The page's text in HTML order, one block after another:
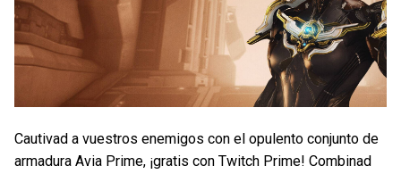
Cautivad a vuestros enemigos con el opulento conjunto de
armadura Avia Prime, ¡gratis con Twitch Prime! Combinad